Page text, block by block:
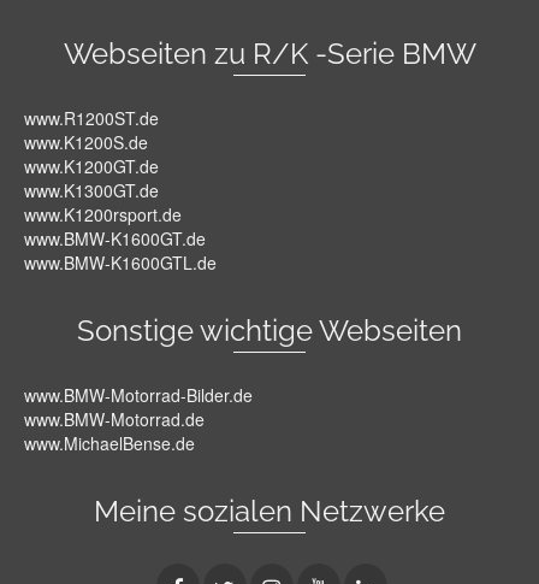
Webseiten zu R/K -Serie BMW
www.R1200ST.de
www.K1200S.de
www.K1200GT.de
www.K1300GT.de
www.K1200rsport.de
www.BMW-K1600GT.de
www.BMW-K1600GTL.de
Sonstige wichtige Webseiten
www.BMW-Motorrad-Bilder.de
www.BMW-Motorrad.de
www.MichaelBense.de
Meine sozialen Netzwerke